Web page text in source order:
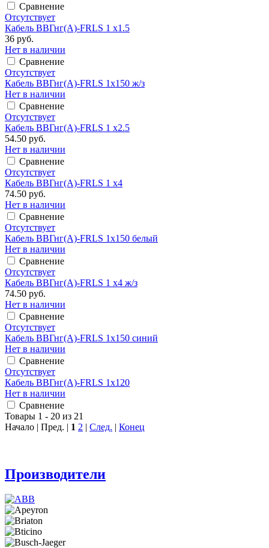
Сравнение
Отсутствует
Кабель ВВГнг(А)-FRLS 1 х1.5
36 руб.
Нет в наличии
Сравнение
Отсутствует
Кабель ВВГнг(А)-FRLS 1х150 ж/з
Нет в наличии
Сравнение
Отсутствует
Кабель ВВГнг(А)-FRLS 1 х2.5
54.50 руб.
Нет в наличии
Сравнение
Отсутствует
Кабель ВВГнг(А)-FRLS 1 х4
74.50 руб.
Нет в наличии
Сравнение
Отсутствует
Кабель ВВГнг(А)-FRLS 1х150 белый
Нет в наличии
Сравнение
Отсутствует
Кабель ВВГнг(А)-FRLS 1 х4 ж/з
74.50 руб.
Нет в наличии
Сравнение
Отсутствует
Кабель ВВГнг(А)-FRLS 1х150 синий
Нет в наличии
Сравнение
Отсутствует
Кабель ВВГнг(А)-FRLS 1х120
Нет в наличии
Сравнение
Товары 1 - 20 из 21
Начало | Пред. | 1 2 | След. | Конец
Производители